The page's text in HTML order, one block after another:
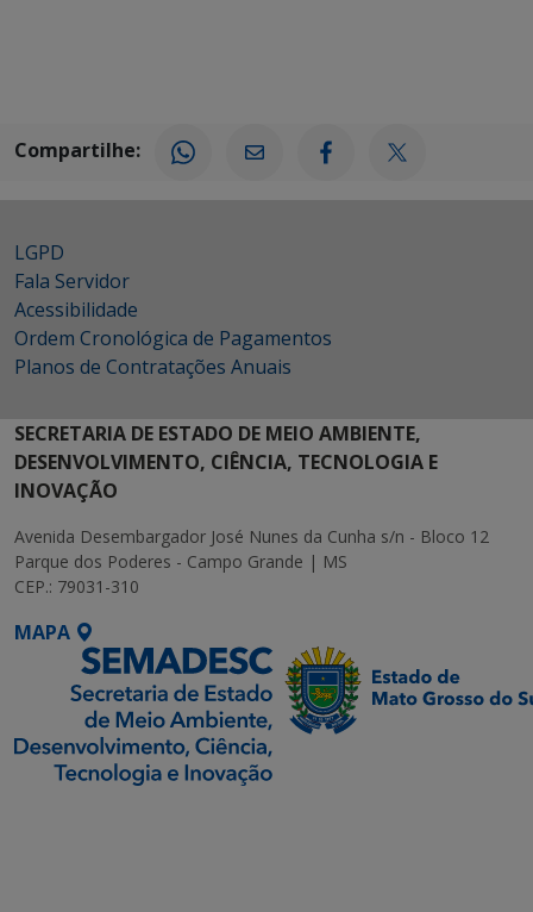
Compartilhe:
LGPD
Fala Servidor
Acessibilidade
Ordem Cronológica de Pagamentos
Planos de Contratações Anuais
SECRETARIA DE ESTADO DE MEIO AMBIENTE,
DESENVOLVIMENTO, CIÊNCIA, TECNOLOGIA E
INOVAÇÃO
Avenida Desembargador José Nunes da Cunha s/n - Bloco 12
Parque dos Poderes - Campo Grande | MS
CEP.: 79031-310
MAPA